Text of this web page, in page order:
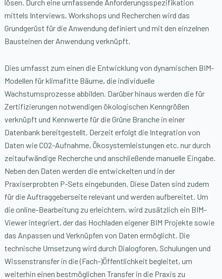
lösen. Durch eine umfassende Anforderungsspezifikation
mittels Interviews, Workshops und Recherchen wird das
Grundgerüst für die Anwendung definiert und mit den einzelnen
Bausteinen der Anwendung verknüpft.
Dies umfasst zum einen die Entwicklung von dynamischen BIM-
Modellen für klimafitte Bäume, die individuelle
Wachstumsprozesse abbilden. Darüber hinaus werden die für
Zertifizierungen notwendigen ökologischen Kenngrößen
verknüpft und Kennwerte für die Grüne Branche in einer
Datenbank bereitgestellt. Derzeit erfolgt die Integration von
Daten wie CO2-Aufnahme, Ökosystemleistungen etc. nur durch
zeitaufwändige Recherche und anschließende manuelle Eingabe.
Neben den Daten werden die entwickelten und in der
Praxiserprobten P-Sets eingebunden. Diese Daten sind zudem
für die Auftraggeberseite relevant und werden aufbereitet. Um
die online-Bearbeitung zu erleichtern, wird zusätzlich ein BIM-
Viewer integriert, der das Hochladen eigener BIM Projekte sowie
das Anpassen und Verknüpfen von Daten ermöglicht. Die
technische Umsetzung wird durch Dialogforen, Schulungen und
Wissenstransfer in die (Fach-)Öffentlichkeit begleitet, um
weiterhin einen bestmöglichen Transfer in die Praxis zu